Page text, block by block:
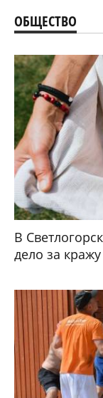
ОБЩЕСТВО
В
дело за